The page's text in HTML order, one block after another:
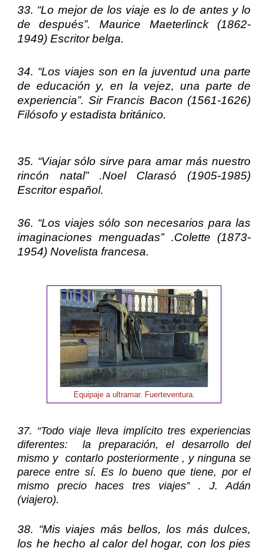
33. “Lo mejor de los viaje es lo de antes y lo
de después”.Maurice Maeterlinck(1862-
1949) Escritor belga.
34. “Los viajes son en la juventud una parte
de educación y, en la vejez, una parte de
experiencia”. Sir Francis Bacon (1561-1626)
Filósofo y estadista británico.
35. “Viajar sólo sirve para amar más nuestro
rincón natal” .Noel Clarasó (1905-1985)
Escritor español.
36. “Los viajes sólo son necesarios para las
imaginaciones menguadas” .Colette (1873-
1954) Novelista francesa.
Equipaje a ultramar. Fuerteventura.
37. “Todo viaje lleva implícito tres experiencias
diferentes: la preparación, el desarrollo del
mismo y contarlo posteriormente , y ninguna se
parece entre sí. Es lo bueno que tiene, por el
mismo precio haces tres viajes” . J. Adán
(viajero).
38. “Mis viajes más bellos, los más dulces,
los he hecho al calor del hogar, con los pies